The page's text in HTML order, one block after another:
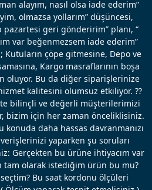
alayım, nasıl olsa iade ederim”
olmazsa yollarım” düşüncesi,
pazartesi geri gönderirim” planı, “
var beğenmezsem iade ederim”
Kutuların çöpe gitmesine, Depo ve
Kargo masraflarının boşa
oluyor. Bu da diğer siparişlerinize
kalitesini olumsuz etkiliyor. ??
bilinçli ve değerli müşterilerimizi
bizim için her zaman önceliklisiniz.
konuda daha hassas davranmanızı
yaparken şu soruları
Gerçekten bu ürüne ihtiyacım var
tam olarak istediğim ürün bu mu?
Bu saat kordonu ölçüleri